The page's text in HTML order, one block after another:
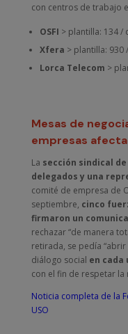
con centros de trabajo
OSFI > plantilla: 134 /
Xfera > plantilla: 930
Lorca Telecom >
Mesas de
empresas
La sección sindical de
delegados y una
comité de empresa de
septiembre, cinco
firmaron un
rechazar “de manera
retirada, se pedía
diálogo social en cada
con el fin de respetar
Noticia completa de la
USO